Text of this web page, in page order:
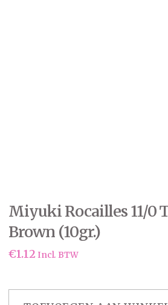
Miyuki Rocailles 11/0
Brown (10gr.)
€1.12 Incl. BTW